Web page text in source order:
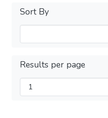
Sort By
Results per page